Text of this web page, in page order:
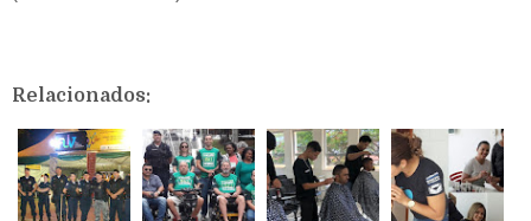
Relacionados: